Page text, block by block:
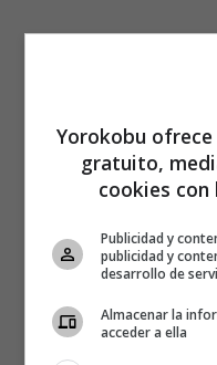
Yorokobu
gratuito,
cookies con
Publicidad y
publicidad y
desarrollo de
Almacenar la
acceder a ella